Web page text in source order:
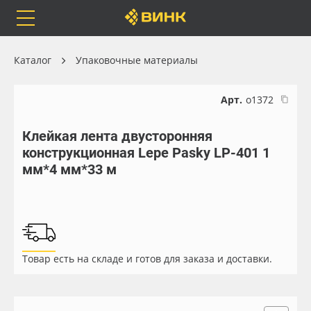
Каталог
Orafol
Доставка
Весь каталог
Рулонные материалы
Листовые материалы
Каталог Упаковочные материалы
Арт. о1372
Клейкая лента двусторонняя
конструкционная Lepe Pasky LP-401 1
мм*4 мм*33 м
Товар есть на складе и готов для заказа и доставки.